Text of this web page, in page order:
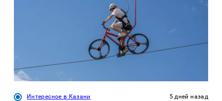
Интересное в Казани 5 дней назад